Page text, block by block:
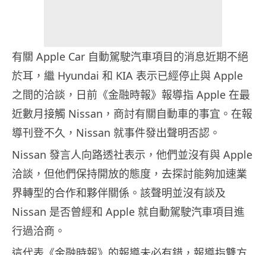
有關 Apple Car 自動駕駛汽車項目的消息近期不絕
於耳，繼 Hyundai 和 KIA 表示已經停止與 Apple
之間的洽談，日前《金融時報》報導指 Apple 在最
近數月接觸 Nissan，商討有關自動車的事宜。在報
導刊登不久，Nissan 就事件發出聲明否認。
Nissan 發言人向路透社表示，他們並沒有與 Apple
洽談，但他們保持開放的態度，去探討能夠加速業
界轉型的合作和夥伴關係。該聲明並沒有談及
Nissan 是否曾經和 Apple 就自動駕駛汽車項目進
行過洽商。